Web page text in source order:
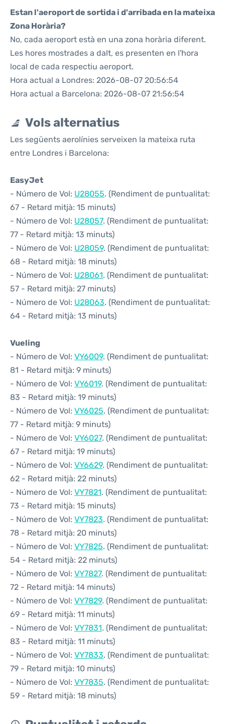
Estan l'aeroport de sortida i d'arribada en la mateixa
Zona Horària?
No, cada aeroport està en una zona horària diferent.
Les hores mostrades a dalt, es presenten en l'hora
local de cada respectiu aeroport.
Hora actual a Londres: 2026-08-07 20:56:54
Hora actual a Barcelona: 2026-08-07 21:56:54
Vols alternatius
Les següents aerolínies serveixen la mateixa ruta
entre Londres i Barcelona:
EasyJet
- Número de Vol: U28055. (Rendiment de puntualitat:
67 - Retard mitjà: 15 minuts)
- Número de Vol: U28057. (Rendiment de puntualitat:
77 - Retard mitjà: 13 minuts)
- Número de Vol: U28059. (Rendiment de puntualitat:
68 - Retard mitjà: 18 minuts)
- Número de Vol: U28061. (Rendiment de puntualitat:
57 - Retard mitjà: 27 minuts)
- Número de Vol: U28063. (Rendiment de puntualitat:
64 - Retard mitjà: 13 minuts)
Vueling
- Número de Vol: VY6009. (Rendiment de puntualitat:
81 - Retard mitjà: 9 minuts)
- Número de Vol: VY6019. (Rendiment de puntualitat:
83 - Retard mitjà: 19 minuts)
- Número de Vol: VY6025. (Rendiment de puntualitat:
77 - Retard mitjà: 9 minuts)
- Número de Vol: VY6027. (Rendiment de puntualitat:
67 - Retard mitjà: 19 minuts)
- Número de Vol: VY6629. (Rendiment de puntualitat:
62 - Retard mitjà: 22 minuts)
- Número de Vol: VY7821. (Rendiment de puntualitat:
73 - Retard mitjà: 15 minuts)
- Número de Vol: VY7823. (Rendiment de puntualitat:
78 - Retard mitjà: 20 minuts)
- Número de Vol: VY7825. (Rendiment de puntualitat:
54 - Retard mitjà: 22 minuts)
- Número de Vol: VY7827. (Rendiment de puntualitat:
72 - Retard mitjà: 14 minuts)
- Número de Vol: VY7829. (Rendiment de puntualitat:
69 - Retard mitjà: 11 minuts)
- Número de Vol: VY7831. (Rendiment de puntualitat:
83 - Retard mitjà: 11 minuts)
- Número de Vol: VY7833. (Rendiment de puntualitat:
79 - Retard mitjà: 10 minuts)
- Número de Vol: VY7835. (Rendiment de puntualitat:
59 - Retard mitjà: 18 minuts)